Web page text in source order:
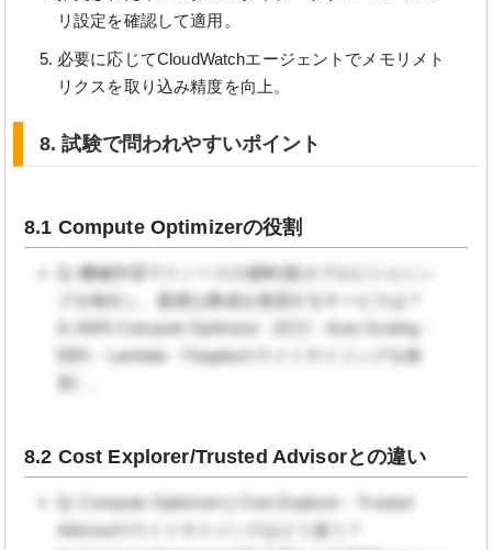
リ設定を確認して適用。
必要に応じてCloudWatchエージェントでメモリメト
リクスを取り込み精度を向上。
8. 試験で問われやすいポイント
8.1 Compute Optimizerの役割
Q: 機械学習でリソースの過剰/過少プロビジョニン
グを検出し、最適な構成を推奨するサービスは？
A: AWS Compute Optimizer（EC2・Auto Scaling・
EBS・Lambda・Fargateのライトサイジングを推
8.2 Cost Explorer/Trusted Advisorとの違い
Q: Compute OptimizerとCost Explorer・Trusted
Advisorのライトサイジングはどう違う？